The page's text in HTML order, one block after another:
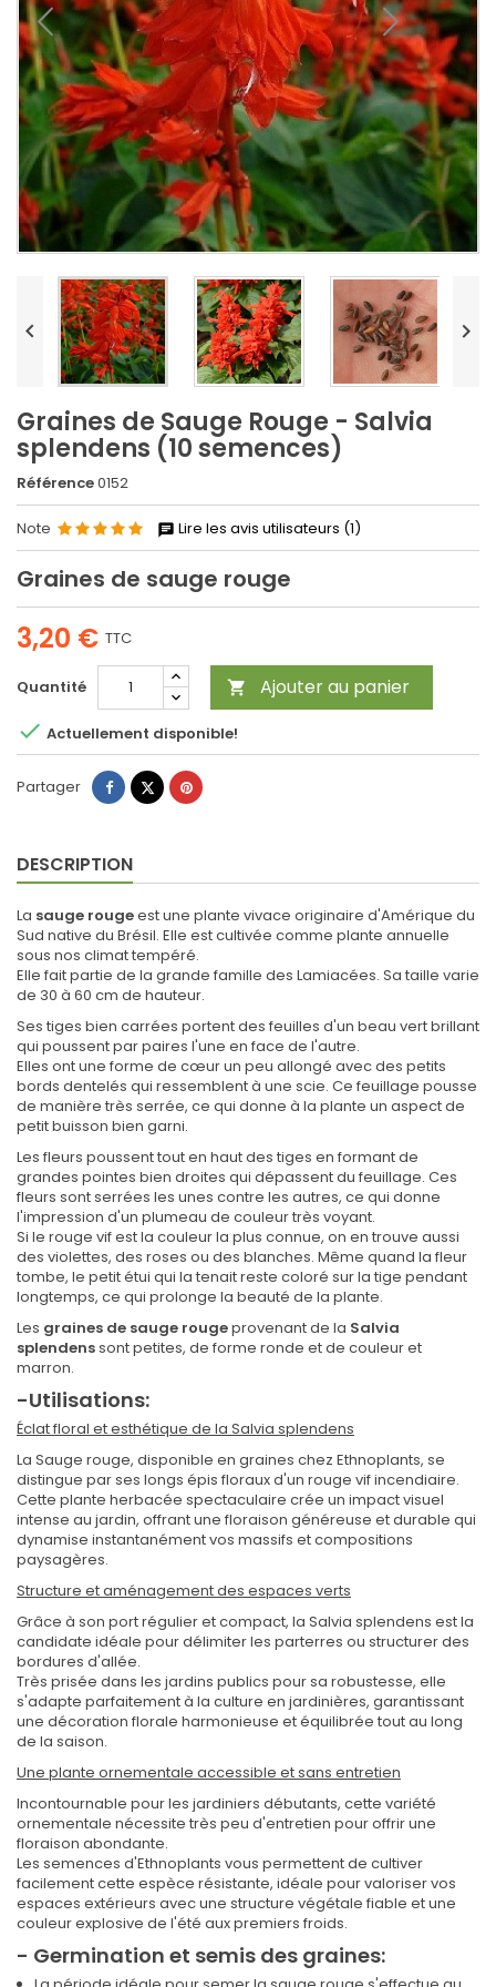
 
Graines de Sauge Rouge - Salvia
splendens (10 semences)
Référence0152
Note Lire les avis utilisateurs (1)
Graines de sauge rouge
3,20 € TTC
Quantité  Ajouter au panier
 Actuellement disponible!
Partager PartagerTweetPinterest
DESCRIPTION
La sauge rougeest une plante vivace originaire d'Amérique du
Sud native du Brésil. Elle est cultivée comme plante annuelle
sous nos climat tempéré.
Elle fait partie de la grande famille des Lamiacées. Sa taille varie
de 30 à 60 cm de hauteur.
Ses tiges bien carrées portent des feuilles d'un beau vert brillant
qui poussent par paires l'une en face de l'autre.
Elles ont une forme de cœur un peu allongé avec des petits
bords dentelés qui ressemblent à une scie. Ce feuillage pousse
de manière très serrée, ce qui donne à la plante un aspect de
petit buisson bien garni.
Les fleurs poussent tout en haut des tiges en formant de
grandes pointes bien droites qui dépassent du feuillage. Ces
fleurs sont serrées les unes contre les autres, ce qui donne
l'impression d'un plumeau de couleur très voyant.
Si le rouge vif est la couleur la plus connue, on en trouve aussi
des violettes, des roses ou des blanches. Même quand la fleur
tombe, le petit étui qui la tenait reste coloré sur la tige pendant
longtemps, ce qui prolonge la beauté de la plante.
Les graines de sauge rougeprovenant de la Salvia
splendenssont petites, de forme ronde et de couleur et
marron.
-Utilisations:
Éclat floral et esthétique de la Salvia splendens
La Sauge rouge, disponible en graines chez Ethnoplants, se
distingue par ses longs épis floraux d'un rouge vif incendiaire.
Cette plante herbacée spectaculaire crée un impact visuel
intense au jardin, offrant une floraison généreuse et durable qui
dynamise instantanément vos massifs et compositions
paysagères.
Structure et aménagement des espaces verts
Grâce à son port régulier et compact, la Salvia splendens est la
candidate idéale pour délimiter les parterres ou structurer des
bordures d'allée.
Très prisée dans les jardins publics pour sa robustesse, elle
s'adapte parfaitement à la culture en jardinières, garantissant
une décoration florale harmonieuse et équilibrée tout au long
de la saison.
Une plante ornementale accessible et sans entretien
Incontournable pour les jardiniers débutants, cette variété
ornementale nécessite très peu d'entretien pour offrir une
floraison abondante.
Les semences d'Ethnoplants vous permettent de cultiver
facilement cette espèce résistante, idéale pour valoriser vos
espaces extérieurs avec une structure végétale fiable et une
couleur explosive de l'été aux premiers froids.
- Germination et semis des graines: